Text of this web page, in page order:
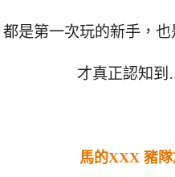
都是第一次玩的新手，
才真正認知
馬的XXX 豬隊